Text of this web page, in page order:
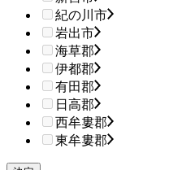
紀の川市
岩出市
海草郡
伊都郡
有田郡
日高郡
西牟婁郡
東牟婁郡